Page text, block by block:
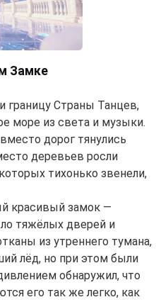
Замке
границу Страны Танцев,
море из света и музыки.
дорог тянулись
деревьев росли
тихонько звенели,
красивый замок —
тяжёлых дверей и
из утреннего тумана,
лёд, но при этом были
обнаружил, что
его так же легко, как